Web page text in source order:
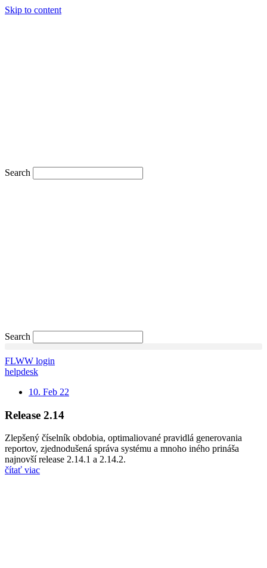
Skip to content
Search
Search
FLWW login
helpdesk
10. Feb 22
Release 2.14
Zlepšený číselník obdobia, optimaliované pravidlá generovania
reportov, zjednodušená správa systému a mnoho iného prináša
najnovší release 2.14.1 a 2.14.2.
čítať viac